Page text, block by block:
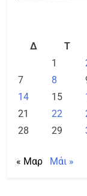
Δ
Τ
1
7
8
14
15
21
22
28
29
« Μαρ Μάι »